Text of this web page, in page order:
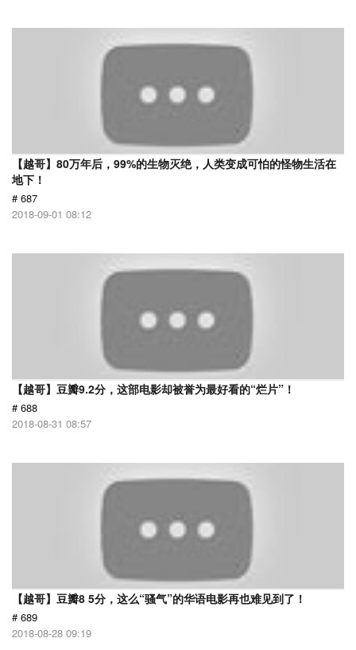
【越哥】80万年后，99%的生物灭绝，人类变成可怕的怪物生活在
地下！
# 687
2018-09-01 08:12
【越哥】豆瓣9.2分，这部电影却被誉为最好看的“烂片”！
# 688
2018-08-31 08:57
【越哥】豆瓣8 5分，这么“骚气”的华语电影再也难见到了！
# 689
2018-08-28 09:19